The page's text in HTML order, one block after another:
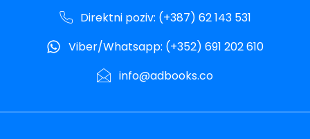
Panel
Panel
Direktni poziv: (+387) 62 143 531
Viber/Whatsapp: (+352) 691 202 610
info@adbooks.co